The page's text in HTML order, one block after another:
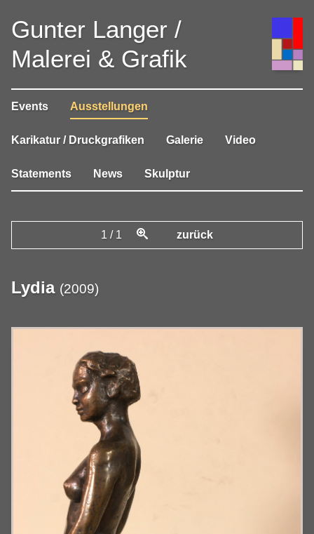
Gunter Langer /
Malerei & Grafik
Events Ausstellungen
Karikatur / Druckgrafiken Galerie Video
Statements News Skulptur
1 / 1 zurück
Lydia (2009)